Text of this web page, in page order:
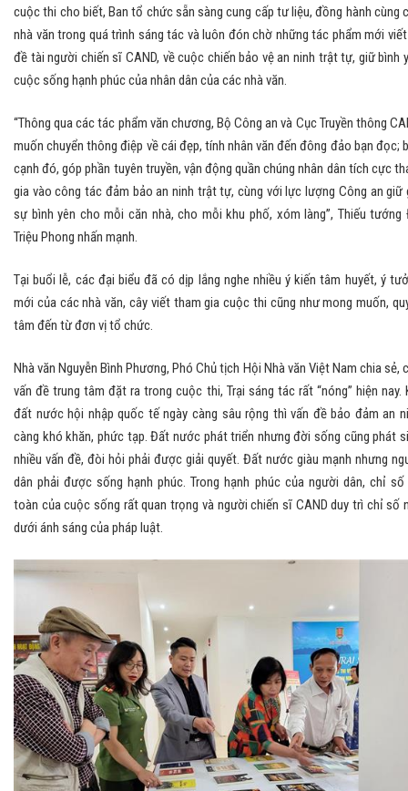
cuộc thi cho biết, Ban tổ chức sẵn sàng cung cấp tư liệu, đồng hành cùng
nhà văn trong quá trình sáng tác và luôn đón chờ những tác phẩm mới
đề tài người chiến sĩ CAND, về cuộc chiến bảo vệ an ninh trật tự, giữ bình
cuộc sống hạnh phúc của nhân dân của các nhà văn.
“Thông qua các tác phẩm văn chương, Bộ Công an và Cục Truyền thông
muốn chuyển thông điệp về cái đẹp, tính nhân văn đến đông đảo bạn đọc;
cạnh đó, góp phần tuyên truyền, vận động quần chúng nhân dân tích cực
gia vào công tác đảm bảo an ninh trật tự, cùng với lực lượng Công an giữ
sự bình yên cho mỗi căn nhà, cho mỗi khu phố, xóm làng”, Thiếu tướng
Triệu Phong nhấn mạnh.
Tại buổi lễ, các đại biểu đã có dịp lắng nghe nhiều ý kiến tâm huyết, ý
mới của các nhà văn, cây viết tham gia cuộc thi cũng như mong muốn,
tâm đến từ đơn vị tổ chức.
Nhà văn Nguyễn Bình Phương, Phó Chủ tịch Hội Nhà văn Việt Nam chia sẻ,
vấn đề trung tâm đặt ra trong cuộc thi, Trại sáng tác rất “nóng” hiện nay.
đất nước hội nhập quốc tế ngày càng sâu rộng thì vấn đề bảo đảm an
càng khó khăn, phức tạp. Đất nước phát triển nhưng đời sống cũng phát
nhiều vấn đề, đòi hỏi phải được giải quyết. Đất nước giàu mạnh nhưng
dân phải được sống hạnh phúc. Trong hạnh phúc của người dân, chỉ số
toàn của cuộc sống rất quan trọng và người chiến sĩ CAND duy trì chỉ số
dưới ánh sáng của pháp luật.